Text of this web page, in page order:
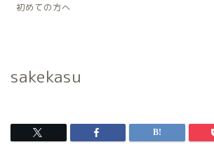
初めての方へ
sakekasu